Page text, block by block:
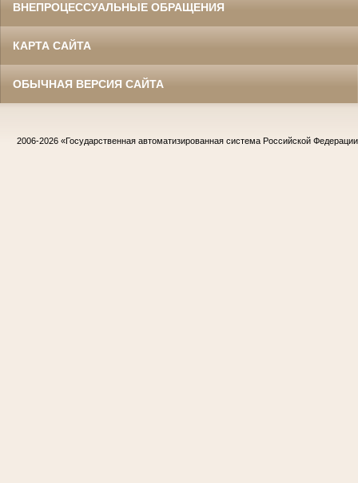
ВНЕПРОЦЕССУАЛЬНЫЕ ОБРАЩЕНИЯ
КАРТА САЙТА
ОБЫЧНАЯ ВЕРСИЯ САЙТА
2006-2026 «Государственная автоматизированная система Российской